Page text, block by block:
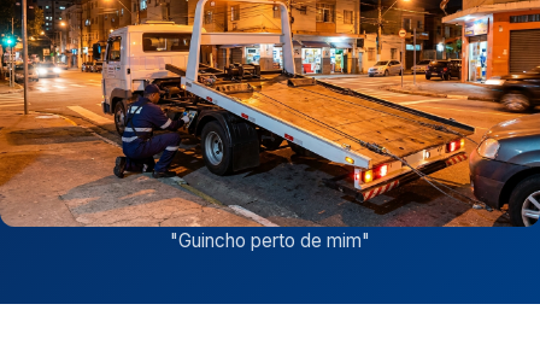
"Guincho perto de mim"